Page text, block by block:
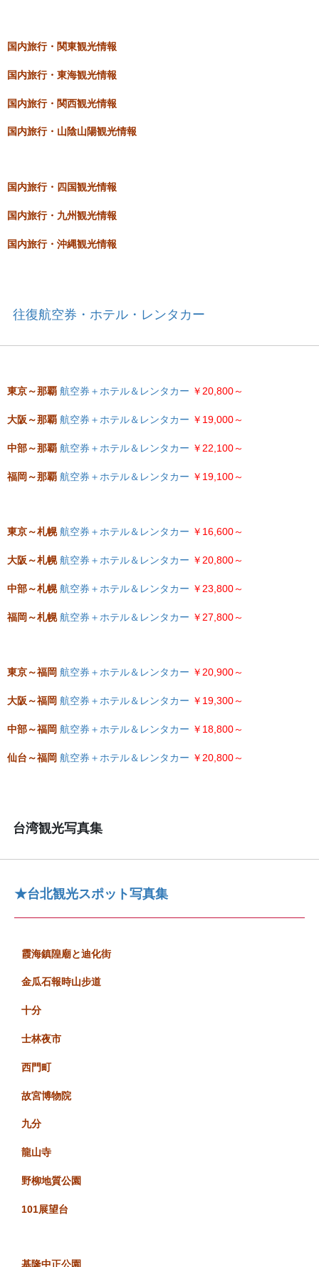
国内旅行・関東観光情報
国内旅行・東海観光情報
国内旅行・関西観光情報
国内旅行・山陰山陽観光情報
国内旅行・四国観光情報
国内旅行・九州観光情報
国内旅行・沖縄観光情報
往復航空券・ホテル・レンタカー
東京～那覇 航空券＋ホテル＆レンタカー ￥20,800～
大阪～那覇 航空券＋ホテル＆レンタカー ￥19,000～
中部～那覇 航空券＋ホテル＆レンタカー ￥22,100～
福岡～那覇 航空券＋ホテル＆レンタカー ￥19,100～
東京～札幌航空券＋ホテル＆レンタカー ￥16,600～
大阪～札幌航空券＋ホテル＆レンタカー ￥20,800～
中部～札幌航空券＋ホテル＆レンタカー ￥23,800～
福岡～札幌航空券＋ホテル＆レンタカー ￥27,800～
東京～福岡 航空券＋ホテル＆レンタカー ￥20,900～
大阪～福岡 航空券＋ホテル＆レンタカー ￥19,300～
中部～福岡 航空券＋ホテル＆レンタカー ￥18,800～
仙台～福岡 航空券＋ホテル＆レンタカー ￥20,800～
台湾観光写真集
★台北観光スポット写真集
霞海鎮隍廟と迪化街
金瓜石報時山步道
十分
士林夜市
西門町
故宮博物院
九分
龍山寺
野柳地質公園
101展望台
基隆中正公園